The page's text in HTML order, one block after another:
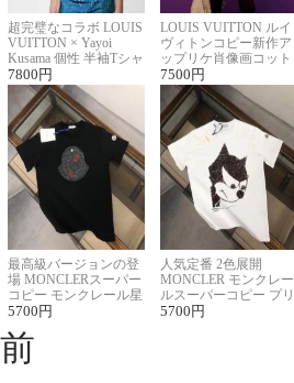
超完璧なコラボ LOUIS
VUITTON × Yayoi
Kusama 個性 半袖Tシャ
ツコピー男女兼用
7800 円
LOUIS VUITTON ルイ
ヴィトンコピー新作ア
ップリケ肖像画コット
ンニット半袖Tシャツ
7500 円
最高級バージョンの登
場 MONCLERスーパー
コピー モンクレール星
座半袖Tシャツ
5700 円
人気定番 2色展開
MONCLER モンクレー
ルスーパーコピー プリ
ント半袖Tシャツ
5700 円
前